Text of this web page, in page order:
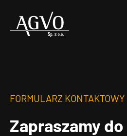
Header
FORMULARZ KONTAKTOWY
Zapraszamy